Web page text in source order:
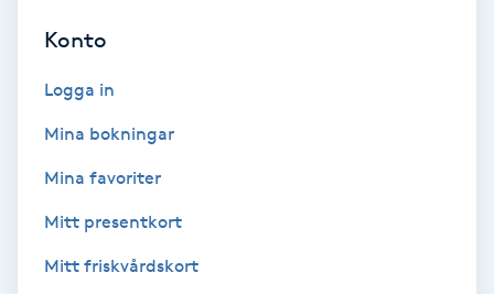
Healing
Herrklippning
Konto
Logga in
Mina bokningar
Mina favoriter
Mitt presentkort
Mitt friskvårdskort